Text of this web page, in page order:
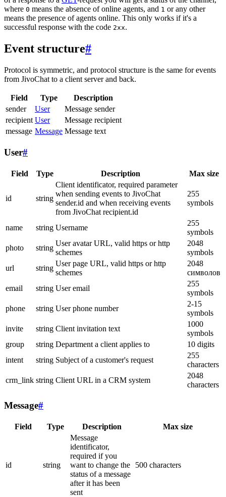
where 0 means the absence of online agents, and 1 or any other
means the presence of agents online. This only works if it's a
successful response with the code 2xx.
Event structure#
Protocol is symmetric, and protocol structure is the same for events
from JivoChat to a client server and back.
Field Type
Description
sender
User
Message sender
recipient User
Message recipient
message Message Message text
User#
Field Type Description Max size
id string
Client identificator, required parameter
when sending events to JivoChat
sender.id and when receiving events
from JivoChat recipient.id
255
symbols
name string Username
255
symbols
photo
string
User avatar URL, valid https or http
schemes
2048
symbols
url
string
User page URL, valid https or http
schemes
2048
символов
email
string User email
255
symbols
phone
string User phone number
2-15
symbols
invite
string Client invitation text
1000
symbols
group
string Department a client applies to
10 digits
intent
string Subject of a customer's request
255
characters
crm_link string Client URL in a CRM system
2048
characters
Message#
Field Type Description Max size
id string
Message
identificator,
required if you
want to change the
status of a message
after it has been
sent
500 characters